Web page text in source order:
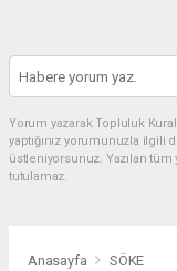
Yorum yazarak Topluluk
yaptığınız yorumunuzla ilgili
üstleniyorsunuz. Yazılan
tutulamaz.
Anasayfa SÖKE